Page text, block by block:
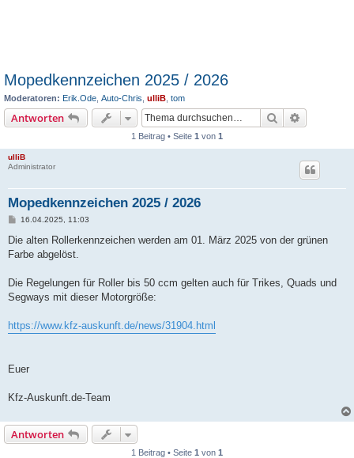
Mopedkennzeichen 2025 / 2026
Moderatoren: Erik.Ode Auto-Chris ulliB tom
Antworten Suche
1 Beitrag • Seite 1 von 1
ulliB
Administrator
Mopedkennzeichen 2025 / 2026
B
i
r
16.04.2025, 11:03
Die alten Rollerkennzeichen werden am 01. März 2025 von der grünen
Farbe abgelöst.
Die Regelungen für Roller bis 50 ccm gelten auch für Trikes, Quads und
Segways mit dieser Motorgröße:
https://www.kfz-auskunft.de/news/31904.html
Euer
Kfz-Auskunft.de-Team
Antworten
1 Beitrag • Seite 1 von 1